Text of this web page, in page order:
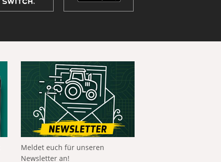
Meldet euch für unseren
Newsletter an!